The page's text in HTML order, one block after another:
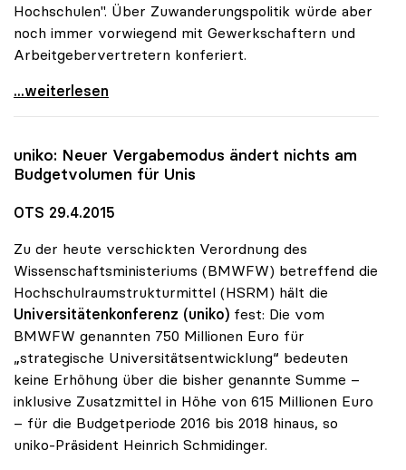
Hochschulen". Über Zuwanderungspolitik würde aber
noch immer vorwiegend mit Gewerkschaftern und
Arbeitgebervertretern konferiert.
Unis sind „Magneten der Neuzuwanderung\"
...weiterlesen
uniko: Neuer Vergabemodus ändert nichts am
Budgetvolumen für Unis
OTS 29.4.2015
Zu der heute verschickten Verordnung des
Wissenschaftsministeriums (BMWFW) betreffend die
Hochschulraumstrukturmittel (HSRM) hält die
Universitätenkonferenz (uniko) fest: Die vom
BMWFW genannten 750 Millionen Euro für
„strategische Universitätsentwicklung“ bedeuten
keine Erhöhung über die bisher genannte Summe –
inklusive Zusatzmittel in Höhe von 615 Millionen Euro
– für die Budgetperiode 2016 bis 2018 hinaus, so
uniko-Präsident Heinrich Schmidinger.